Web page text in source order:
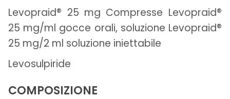
Levopraid® 25 mg Compresse Levopraid®
25 mg/ml gocce orali, soluzione Levopraid®
25 mg/2 ml soluzione iniettabile
Levosulpiride
COMPOSIZIONE